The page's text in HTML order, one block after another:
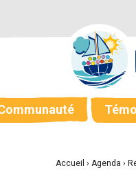
Accueil › Agenda ›